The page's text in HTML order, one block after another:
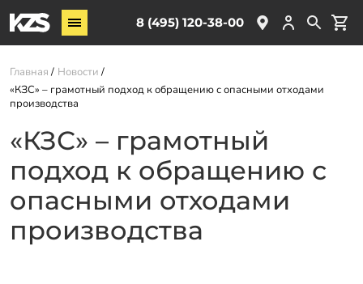
8 (495) 120-38-00
Винтовые сваи
ЖБ сваи
Обвязка свай
Комплектующие
Услуги
О компании
Акции
Новости
Главная
Новости
«КЗС» – грамотный подход к обращению с опасными отходами
производства
«КЗС» – грамотный
подход к обращению с
опасными отходами
производства